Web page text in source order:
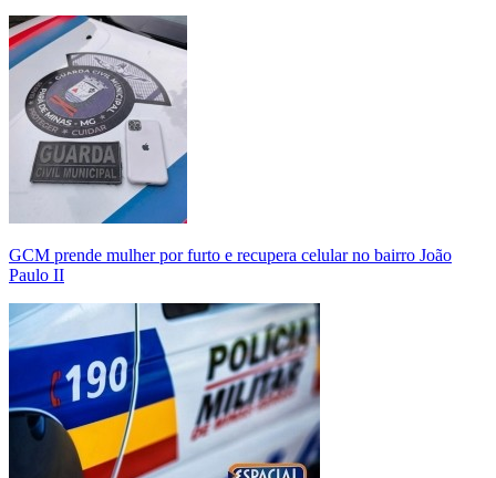
GCM prende mulher por furto e recupera celular no bairro João
Paulo II